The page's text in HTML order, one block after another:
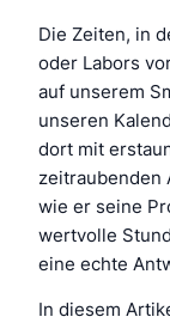
Die Zeiten, in
oder Labors
auf unserem
unseren
dort mit
zeitraubenden
wie er seine
wertvolle
eine echte
In diesem